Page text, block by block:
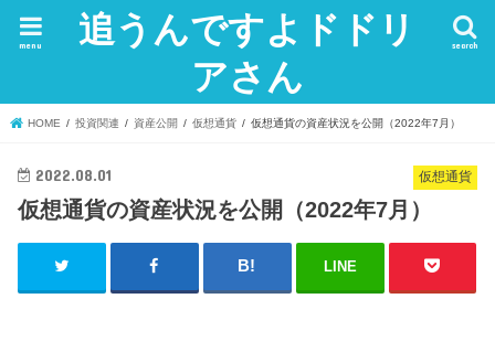
追うんですよドドリ
アさん
search
menu
HOME 投資関連 資産公開 仮想通貨 仮想通貨の資産状況を公開（2022年7月）
仮想通貨
2022.08.01
仮想通貨の資産状況を公開（2022年7月）
LINE